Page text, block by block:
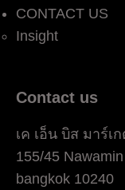
CONTACT US
Insight
Contact us
เค เอ็น บิส มาร์เ
155/45
bangkok 10240